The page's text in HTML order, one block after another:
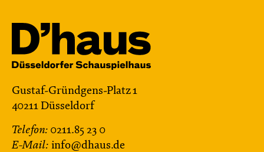
Gustaf-Gründgens-Platz 1
40211 Düsseldorf
Telefon: 0211.85 23 0
E-Mail: info@dhaus.de